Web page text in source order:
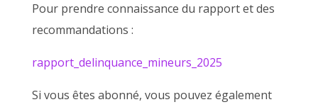
Pour prendre connaissance du rapport et des
recommandations :
rapport_delinquance_mineurs_2025
Si vous êtes abonné, vous pouvez également